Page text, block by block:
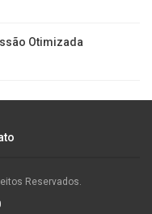
Otimizada
Reservados.